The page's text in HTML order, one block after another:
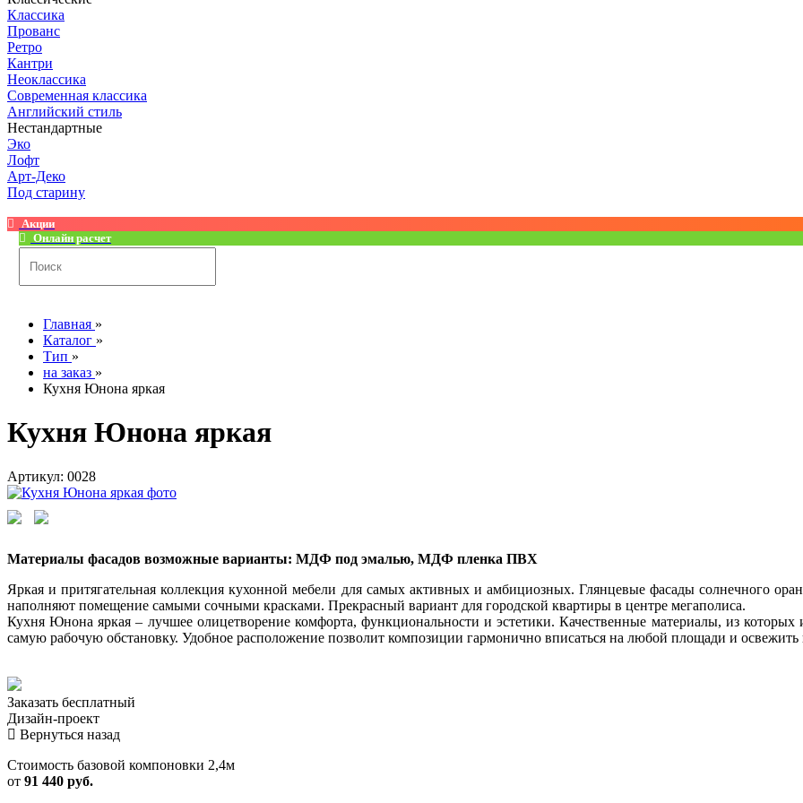
Классика
Прованс
Ретро
Кантри
Неоклассика
Современная классика
Английский стиль
Нестандартные
Эко
Лофт
Арт-Деко
Под старину
Акции
Онлайн расчет
Главная »
Каталог »
Тип »
на заказ »
Кухня Юнона яркая
Кухня Юнона яркая
Артикул: 0028
Материалы фасадов возможные варианты: МДФ под эмалью, МДФ пленка ПВХ
Яркая и притягательная коллекция кухонной мебели для самых активных и амбициозных. Глянцевые фасады солнечного
наполняют помещение самыми сочными красками. Прекрасный вариант для городской квартиры в центре мегаполиса.
Кухня Юнона яркая – лучшее олицетворение комфорта, функциональности и эстетики. Качественные материалы, из которых
самую рабочую обстановку. Удобное расположение позволит композиции гармонично вписаться на любой площади и освежить
Заказать бесплатный
Дизайн-проект
Вернуться назад
Стоимость базовой компоновки 2,4м
от 91 440 руб.